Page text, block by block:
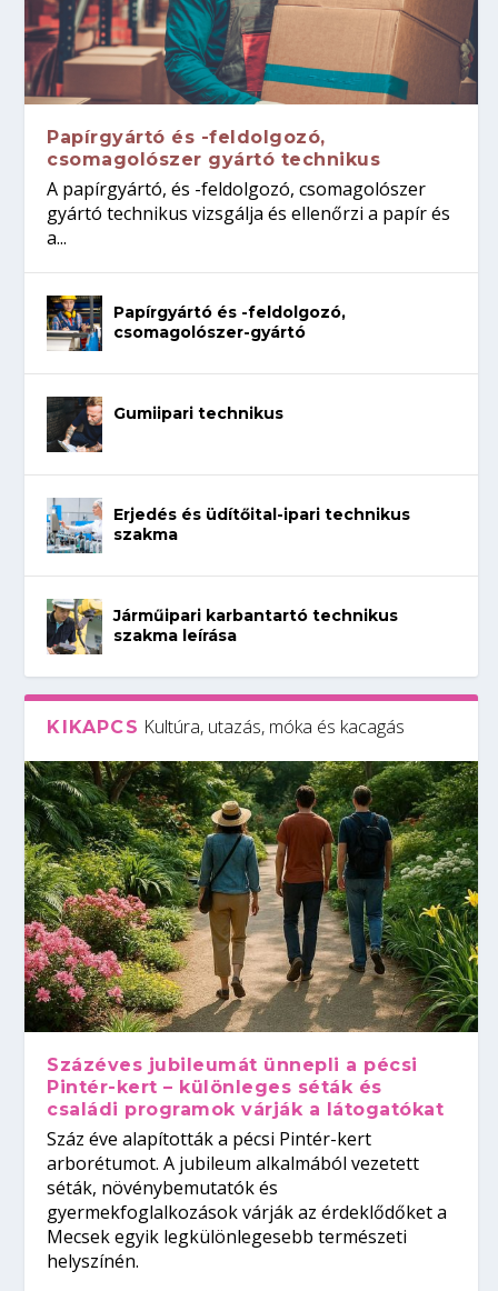
Papírgyártó és -feldolgozó,
csomagolószer gyártó technikus
A papírgyártó, és -feldolgozó, csomagolószer
gyártó technikus vizsgálja és ellenőrzi a papír és
a...
Papírgyártó és -feldolgozó,
csomagolószer-gyártó
Gumiipari technikus
Erjedés és üdítőital-ipari technikus
szakma
Járműipari karbantartó technikus
szakma leírása
KIKAPCS Kultúra, utazás, móka és kacagás
Százéves jubileumát ünnepli a pécsi
Pintér-kert – különleges séták és
családi programok várják a látogatókat
Száz éve alapították a pécsi Pintér-kert
arborétumot. A jubileum alkalmából vezetett
séták, növénybemutatók és
gyermekfoglalkozások várják az érdeklődőket a
Mecsek egyik legkülönlegesebb természeti
helyszínén.